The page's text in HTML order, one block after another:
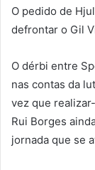
O pedido de
defrontar o Gil
O dérbi entre
nas contas da
vez que
Rui Borges
jornada que se